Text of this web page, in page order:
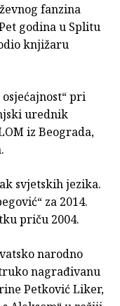
fanzina
godina u Splitu
knjižaru
pri
urednik
iz Beograda,
svjetskih jezika.
za 2014.
priču 2004.
narodno
nagrađivanu
Petković Liker,